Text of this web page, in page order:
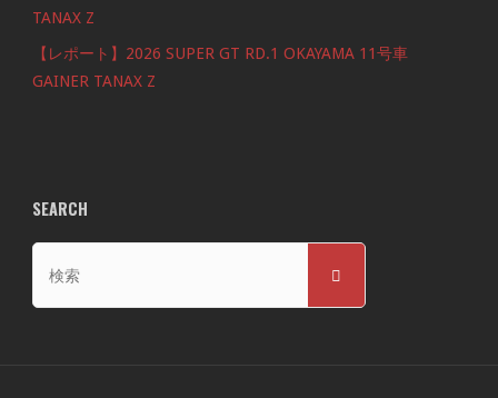
TANAX Z
【レポート】2026 SUPER GT RD.1 OKAYAMA 11号車
GAINER TANAX Z
SEARCH
対
検